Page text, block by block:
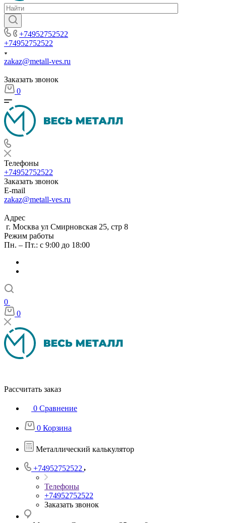
+74952752522
+74952752522
zakaz@metall-ves.ru
Заказать звонок
0
Телефоны
+74952752522
Заказать звонок
E-mail
zakaz@metall-ves.ru
Адрес
г. Москва ул Смирновская 25, стр 8
Режим работы
Пн. – Пт.: с 9:00 до 18:00
0
0
Рассчитать заказ
0 Сравнение
0 Корзина
Металлический калькулятор
+74952752522
Телефоны
+74952752522
Заказать звонок